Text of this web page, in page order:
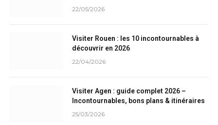
22/05/2026
Visiter Rouen : les 10 incontournables à
découvrir en 2026
22/04/2026
Visiter Agen : guide complet 2026 –
Incontournables, bons plans & itinéraires
25/03/2026